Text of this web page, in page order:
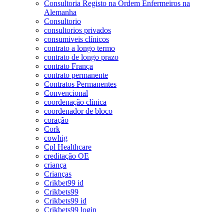
Consultoria Registo na Ordem Enfermeiros na
Alemanha
Consultorio
consultorios privados
consumiveis clínicos
contrato a longo termo
contrato de longo prazo
contrato França
contrato permanente
Contratos Permanentes
Convencional
coordenação clínica
coordenador de bloco
coração
Cork
cowhig
Cpl Healthcare
creditação OE
criança
Crianças
Crikbet99 id
Crikbets99
Crikbets99 id
Crikbets99 login